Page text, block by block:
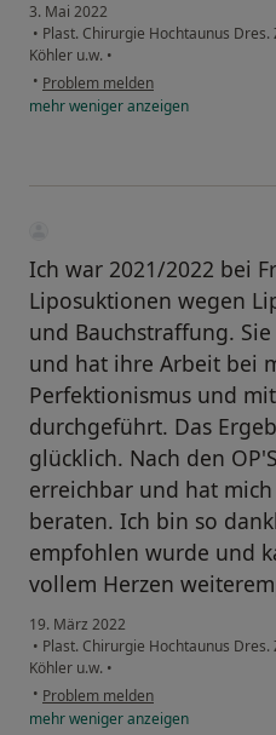
3. Mai 2022
• Plast. Chirurgie Hochtaunus
Köhler u.w. •
• Problem melden
mehrwenigeranzeigen
Ich war 2021/2022 bei
Liposuktionen wegen
und Bauchstraffung.
und hat ihre Arbeit bei
Perfektionismus und
durchgeführt. Das
glücklich. Nach den
erreichbar und hat
beraten. Ich bin so
empfohlen wurde und
vollem Herzen
19. März 2022
• Plast. Chirurgie Hochtaunus
Köhler u.w. •
• Problem melden
mehrwenigeranzeigen